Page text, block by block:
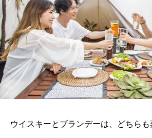
ウイスキーとブランデーは、どちら